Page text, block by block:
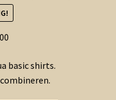
is:
€3.00.
basic shirts.